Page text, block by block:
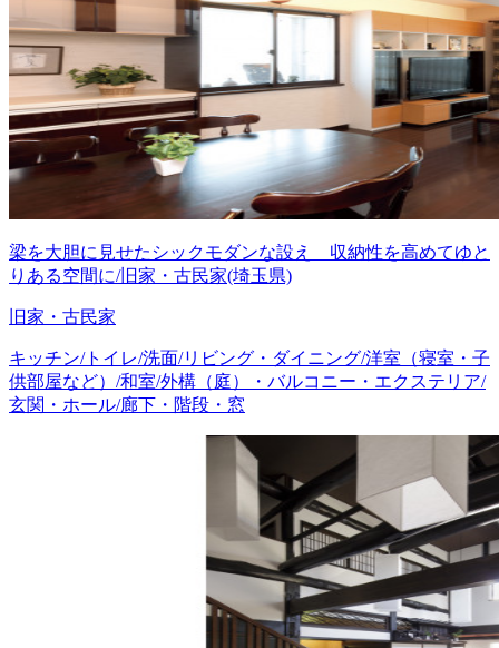
梁を大胆に見せたシックモダンな設え 収納性を高めてゆと
りある空間に/旧家・古民家(埼玉県)
旧家・古民家
キッチン/トイレ/洗面/リビング・ダイニング/洋室（寝室・子
供部屋など）/和室/外構（庭）・バルコニー・エクステリア/
玄関・ホール/廊下・階段・窓